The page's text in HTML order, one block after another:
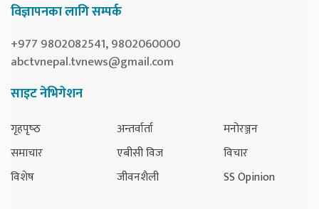
विज्ञापनका लागि सम्पर्क
+977 9802082541, 9802060000
abctvnepal.tvnews@gmail.com
साइट नेभिगेशन
गृहपृष्‍ठ
समाचार
विशेष
अन्तर्वार्ता
एबीसी विज
जीवनशैली
मनोरञ्जन
विचार
SS Opinion